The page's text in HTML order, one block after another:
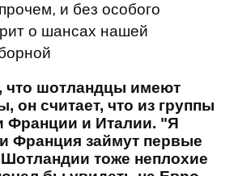
и без особого
о шансах нашей
что шотландцы имеют
он считает, что из группы
Франции и Италии. "Я
Франция займут первые
тоже неплохие